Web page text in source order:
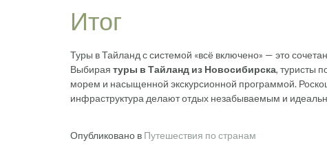
Итог
Туры в Тайланд с системой «всё включено» — это
Выбирая туры в Тайланд из Новосибирска, туристы
морем и насыщенной экскурсионной программой.
инфраструктура делают отдых незабываемым и
Опубликовано в Путешествия по странам